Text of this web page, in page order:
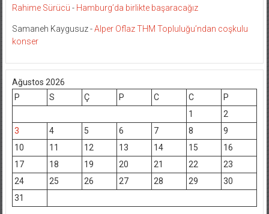
Rahime Sürücü - Hamburg’da birlikte başaracağız
Samaneh Kaygusuz-Alper Oflaz THM Topluluğu’ndan coşkulu
konser
Ağustos 2026
P
S Ç P C C
P
1
2
3
4 5 6 7 8
9
10
11 12 13 14 15
16
17
18 19 20 21 22
23
24
25 26 27 28 29
30
31